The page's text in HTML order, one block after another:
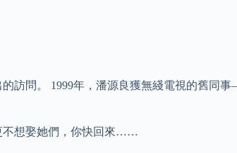
訪問。 1999年，潘源良獲無綫電視的舊同
不想娶她們，你快回來……